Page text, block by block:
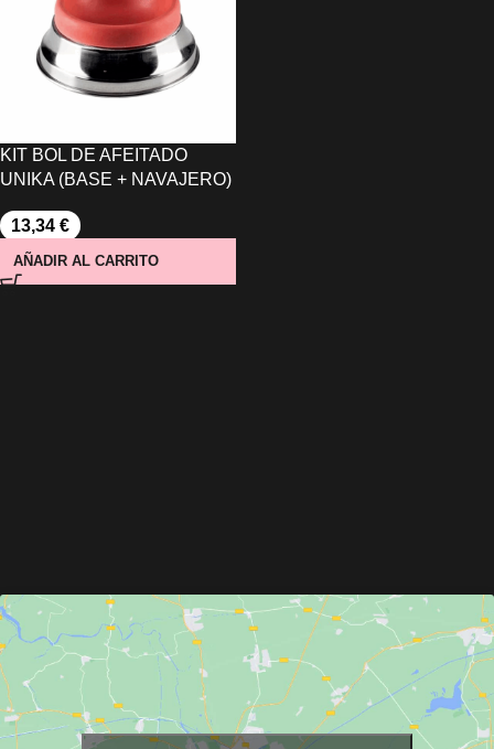
KIT BOL DE AFEITADO
UNIKA (BASE + NAVAJERO)
13,34 €
AÑADIR AL CARRITO